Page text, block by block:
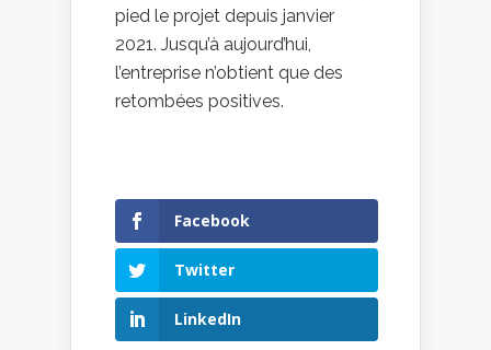
pied le projet depuis janvier
2021. Jusqu’à aujourd’hui,
l’entreprise n’obtient que des
retombées positives.
Facebook
Twitter
LinkedIn